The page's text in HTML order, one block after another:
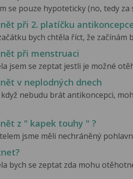
se pouze hypoteticky (no, tedy za
při 2. platíčku
bych chtěla říct, že začínám
při menstruaci
jsem se zeptat jestli je možné
v neplodných dnech
nebudu brát antikoncepci,
z " kapek touhy " ?
jsme měli nechráněný
bych se zeptat zda mohu